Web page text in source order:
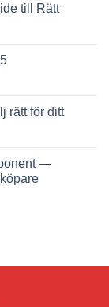
till Rätt
rätt för ditt
—